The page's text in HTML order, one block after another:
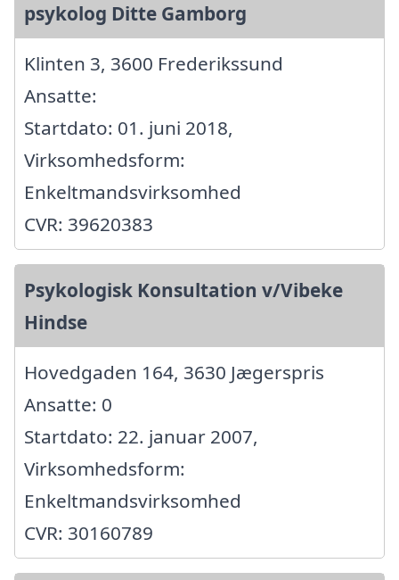
psykolog Ditte Gamborg
Klinten 3, 3600 Frederikssund
Ansatte:
Startdato: 01. juni 2018,
Virksomhedsform:
Enkeltmandsvirksomhed
CVR: 39620383
Psykologisk Konsultation v/Vibeke
Hindse
Hovedgaden 164, 3630 Jægerspris
Ansatte: 0
Startdato: 22. januar 2007,
Virksomhedsform:
Enkeltmandsvirksomhed
CVR: 30160789